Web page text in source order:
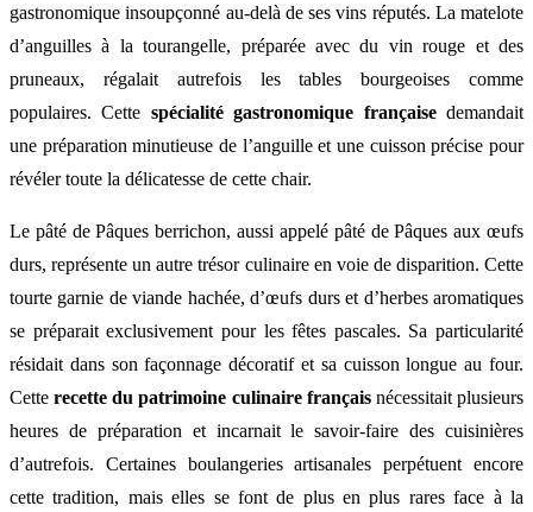
gastronomique insoupçonné au-delà de ses vins réputés. La matelote
d’anguilles à la tourangelle, préparée avec du vin rouge et des
pruneaux, régalait autrefois les tables bourgeoises comme
populaires. Cette spécialité gastronomique françaisedemandait
une préparation minutieuse de l’anguille et une cuisson précise pour
révéler toute la délicatesse de cette chair.
Le pâté de Pâques berrichon, aussi appelé pâté de Pâques aux œufs
durs, représente un autre trésor culinaire en voie de disparition. Cette
tourte garnie de viande hachée, d’œufs durs et d’herbes aromatiques
se préparait exclusivement pour les fêtes pascales. Sa particularité
résidait dans son façonnage décoratif et sa cuisson longue au four.
Cetterecette du patrimoine culinaire françaisnécessitait plusieurs
heures de préparation et incarnait le savoir-faire des cuisinières
d’autrefois. Certaines boulangeries artisanales perpétuent encore
cette tradition, mais elles se font de plus en plus rares face à la